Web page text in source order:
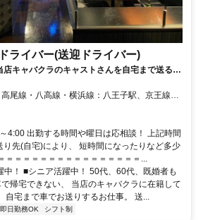
ライバー(送迎ドライバー)
キャバクラのキャストさんを自宅まで送る仕
！
4:00 出勤する時間や曜日は応相談！ 上記時間
り先(自宅)により、 短時間になったりなど多少
＝＝＝＝＝＝＝＝＝＝＝＝＝＝＝＝...
中！ ■シニア活躍中！ 50代、60代、既婚者も
帰宅できない、 当店のキャバクラに在籍して
自宅まで車でお送りするお仕事。 送...
即日勤務OK シフト制